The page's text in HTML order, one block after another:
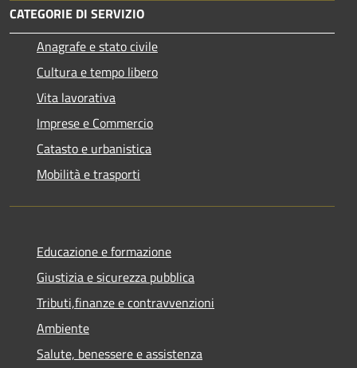
CATEGORIE DI SERVIZIO
Anagrafe e stato civile
Cultura e tempo libero
Vita lavorativa
Imprese e Commercio
Catasto e urbanistica
Mobilità e trasporti
Educazione e formazione
Giustizia e sicurezza pubblica
Tributi,finanze e contravvenzioni
Ambiente
Salute, benessere e assistenza